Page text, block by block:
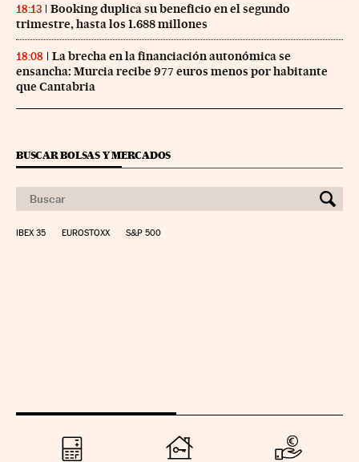
18:13
Booking duplica su beneficio en el segundo
trimestre, hasta los 1.688 millones
18:08
La brecha en la financiación autonómica se
ensancha: Murcia recibe 977 euros menos por habitante
que Cantabria
BUSCAR BOLSAS Y MERCADOS
IBEX 35 EUROSTOXX S&P 500